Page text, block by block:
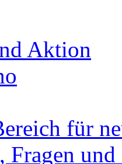
Aktion
für
Fragen